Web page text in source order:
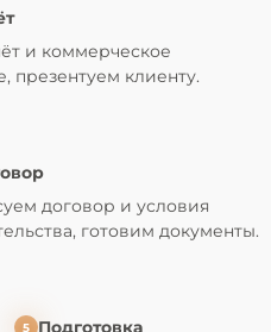
и коммерческое
, презентуем клиенту.
договор и условия
готовим документы.
5 Подготовка